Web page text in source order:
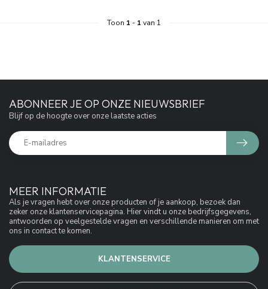
Toon 1 - 1 van 1
MEER INFORMATIE
Als je vragen hebt over onze producten of je aankoop, bezoek dan
zeker onze klantenservicepagina. Hier vindt u onze bedrijfsgegevens,
antwoorden op veelgestelde vragen en verschillende manieren om met
ons in contact te komen.
KLANTENSERVICE
ABONNEER JE OP ONZE NIEUWSBRIEF
Blijf op de hoogte over onze laatste acties